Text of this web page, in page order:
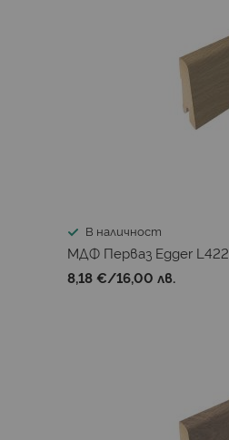
В наличност
МДФ Перваз Egger L422
8,18 €/16,00 лв.